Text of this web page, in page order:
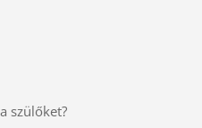
szülőket?